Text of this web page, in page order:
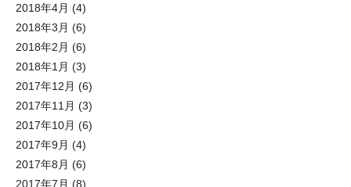
2018年4月 (4)
2018年3月 (6)
2018年2月 (6)
2018年1月 (3)
2017年12月 (6)
2017年11月 (3)
2017年10月 (6)
2017年9月 (4)
2017年8月 (6)
2017年7月 (8)